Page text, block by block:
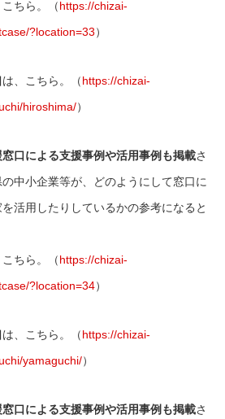
こちら。（https://chizai-
?location=33）
は、こちら。（https://chizai-
hiroshima/）
口による支援事例や活用事例も掲載さ
中小企業等が、どのようにして窓口に
活用したりしているかの参考になると
こちら。（https://chizai-
?location=34）
は、こちら。（https://chizai-
yamaguchi/）
口による支援事例や活用事例も掲載さ